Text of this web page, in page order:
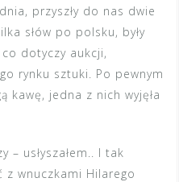
przyszły do nas dwie
słów po polsku, były
dotyczy aukcji,
rynku sztuki. Po pewnym
kawę, jedna z nich wyjęła
usłyszałem.. I tak
z wnuczkami Hilarego